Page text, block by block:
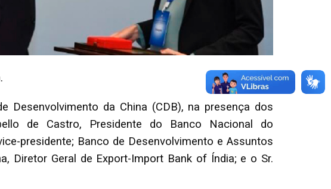
Desenvolvimento da China (CDB), na presença dos
de Castro, Presidente do Banco Nacional do
presidente; Banco de Desenvolvimento e Assuntos
Diretor Geral de Export-Import Bank of Índia; e o Sr.